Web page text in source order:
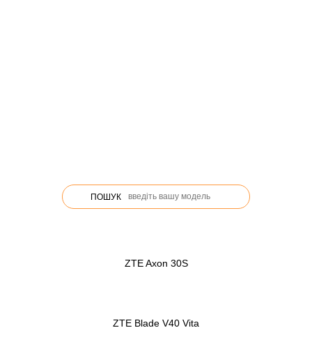
ПОШУК
ZTE Axon 30S
ZTE Blade V40 Vita